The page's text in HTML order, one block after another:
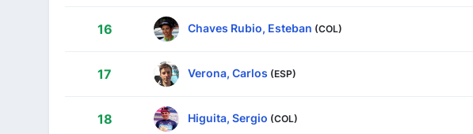
16 Chaves Rubio, Esteban (COL)
17 Verona, Carlos (ESP)
18 Higuita, Sergio (COL)